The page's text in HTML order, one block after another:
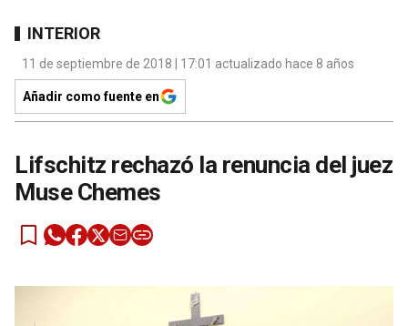
INTERIOR
11 de septiembre de 2018 | 17:01 actualizado hace 8 años
Añadir como fuente en
Lifschitz rechazó la renuncia del juez
Muse Chemes